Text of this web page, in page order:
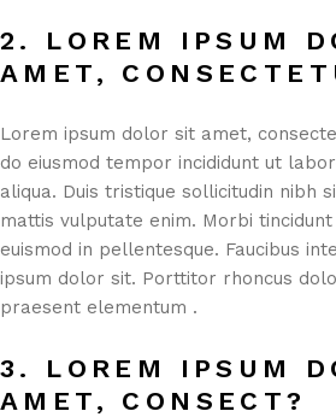
2. LOREM IPSUM
AMET,
Lorem ipsum dolor sit amet,
do eiusmod tempor incididunt ut
aliqua. Duis tristique sollicitudin nibh
mattis vulputate enim. Morbi
euismod in pellentesque. Faucibus
ipsum dolor sit. Porttitor rhoncus
praesent elementum .
3. LOREM IPSUM
AMET, CONSECT?